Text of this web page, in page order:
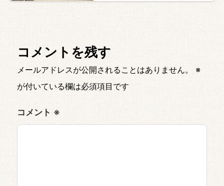
コメントを残す
メールアドレスが公開されることはありません。
※
が付いている欄は必須項目です
コメント ※